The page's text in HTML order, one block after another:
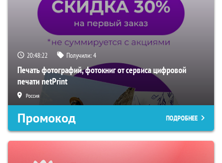
20:48:21 Получили:4
Печать фотографий, фотокниг от сервиса цифровой
печати netPrint
Россия
Промокод ПОДРОБНЕЕ